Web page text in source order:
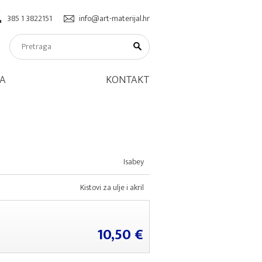
385 1 3822151 info@art-materijal.hr
KONTAKT
Isabey
Kistovi za ulje i akril
10,50 €